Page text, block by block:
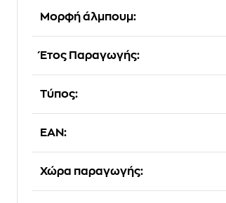
Μορφή άλμπουμ:
Έτος Παραγωγής:
Τύπος:
EAN:
Χώρα παραγωγής: